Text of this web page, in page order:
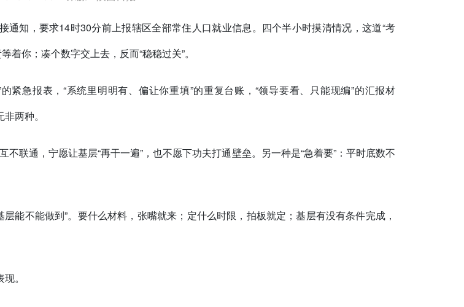
通知，要求14时30分前上报辖区全部常住人口就业信息。四个半小时摸清情况，这道“考
着你；凑个数字交上去，反而“稳稳过关”。
紧急报表，“系统里明明有、偏让你重填”的重复台账，“领导要看、只能现编”的汇报材
两种。
联通，宁愿让基层“再干一遍”，也不愿下功夫打通壁垒。另一种是“急着要”：平时底数不
能不能做到”。要什么材料，张嘴就来；定什么时限，拍板就定；基层有没有条件完成，
。